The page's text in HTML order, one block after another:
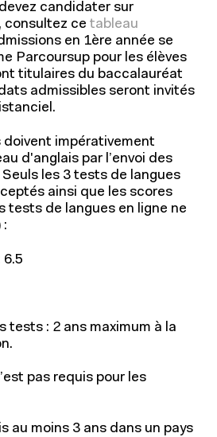
candidater sur
consultez ce tableau
en 1ère année se
Parcoursup pour les élèves
titulaires du baccalauréat
admissibles seront invités
impérativement
d'anglais par l’envoi des
les 3 tests de langues
ainsi que les scores
tests de langues en ligne ne
:
6.5
tests : 2 ans maximum à la
pas requis pour les
au moins 3 ans dans un pays